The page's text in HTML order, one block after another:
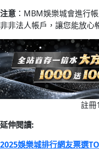
注意 ：MBM娛樂城會進行
非非法人帳戶，讓您能放心
註冊
延伸閱讀:
2025娛樂城排行網友票選